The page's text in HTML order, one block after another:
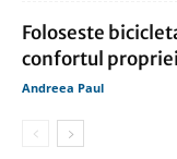
Foloseste
confortul
Andreea Paul